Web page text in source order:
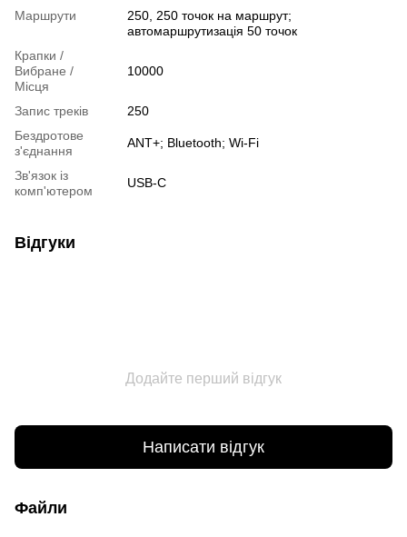
Маршрути
250, 250 точок на маршрут;
автомаршрутизація 50 точок
Крапки /
Вибране /
Місця
10000
Запис треків
250
Бездротове
з'єднання
ANT+; Bluetooth; Wi-Fi
Зв'язок із
комп'ютером
USB-C
Відгуки
Додайте перший відгук
Написати відгук
Файли